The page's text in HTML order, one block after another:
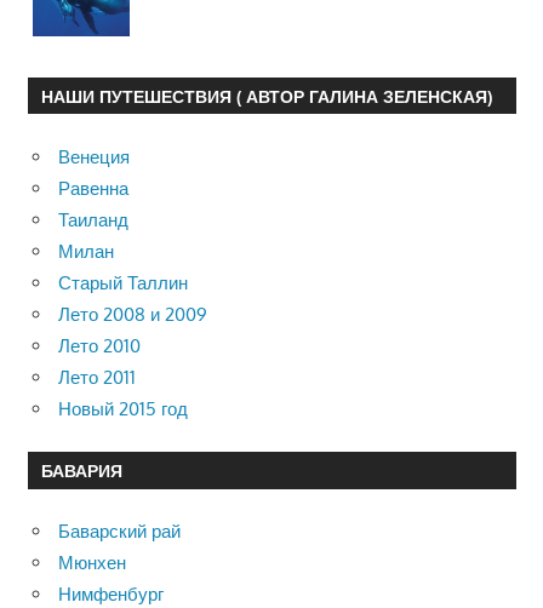
НАШИ ПУТЕШЕСТВИЯ ( АВТОР ГАЛИНА ЗЕЛЕНСКАЯ)
Венеция
Равенна
Таиланд
Милан
Старый Таллин
Лето 2008 и 2009
Лето 2010
Лето 2011
Новый 2015 год
БАВАРИЯ
Баварский рай
Мюнхен
Нимфенбург